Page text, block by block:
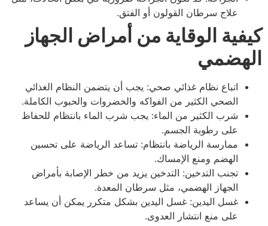
علاج سرطان القولون أو الفتق.
كيفية الوقاية من أمراض الجهاز
الهضمي
اتباع نظام غذائي صحي: يجب أن يتضمن النظام الغذائي
الصحي الكثير من الفواكه والخضروات والحبوب الكاملة.
شرب الكثير من الماء: يجب شرب الماء بانتظام للحفاظ
على رطوبة الجسم.
ممارسة الرياضة بانتظام: تساعد الرياضة على تحسين
الهضم ومنع الإمساك.
تجنب التدخين: التدخين يزيد من خطر الإصابة بأمراض
الجهاز الهضمي، مثل سرطان المعدة.
غسل اليدين: غسل اليدين بشكل متكرر يمكن أن يساعد
على منع انتشار العدوى.